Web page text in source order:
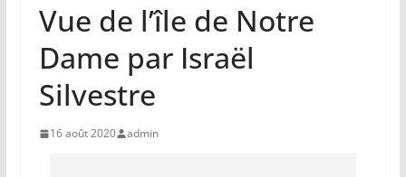
Vue de l’île de Notre
Dame par Israël
Silvestre
16 août 2020 admin